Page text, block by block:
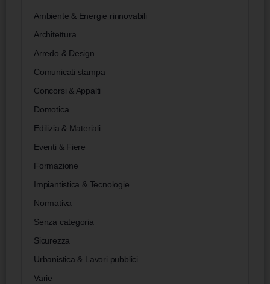
Ambiente & Energie rinnovabili
Architettura
Arredo & Design
Comunicati stampa
Concorsi & Appalti
Domotica
Edilizia & Materiali
Eventi & Fiere
Formazione
Impiantistica & Tecnologie
Normativa
Senza categoria
Sicurezza
Urbanistica & Lavori pubblici
Varie